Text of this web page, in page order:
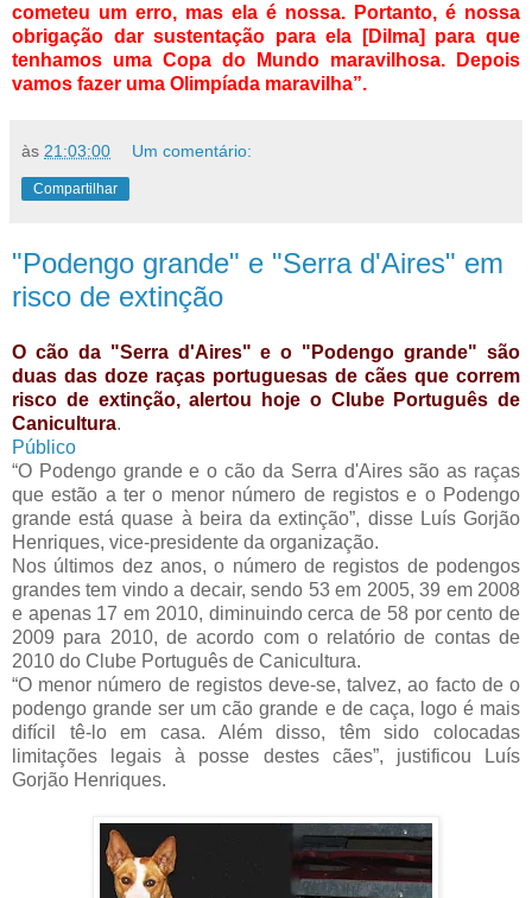
cometeu um erro, mas ela é nossa. Portanto, é nossa
obrigação dar sustentação para ela [Dilma] para que
tenhamos uma Copa do Mundo maravilhosa. Depois
vamos fazer uma Olimpíada maravilha”.
às 21:03:00 Um comentário:
Compartilhar
"Podengo grande" e "Serra d'Aires" em
risco de extinção
O cão da "Serra d'Aires" e o "Podengo grande" são
duas das doze raças portuguesas de cães que correm
risco de extinção, alertou hoje o Clube Português de
Canicultura.
Público
“O Podengo grande e o cão da Serra d'Aires são as raças
que estão a ter o menor número de registos e o Podengo
grande está quase à beira da extinção”, disse Luís Gorjão
Henriques, vice-presidente da organização.
Nos últimos dez anos, o número de registos de podengos
grandes tem vindo a decair, sendo 53 em 2005, 39 em 2008
e apenas 17 em 2010, diminuindo cerca de 58 por cento de
2009 para 2010, de acordo com o relatório de contas de
2010 do Clube Português de Canicultura.
“O menor número de registos deve-se, talvez, ao facto de o
podengo grande ser um cão grande e de caça, logo é mais
difícil tê-lo em casa. Além disso, têm sido colocadas
limitações legais à posse destes cães”, justificou Luís
Gorjão Henriques.